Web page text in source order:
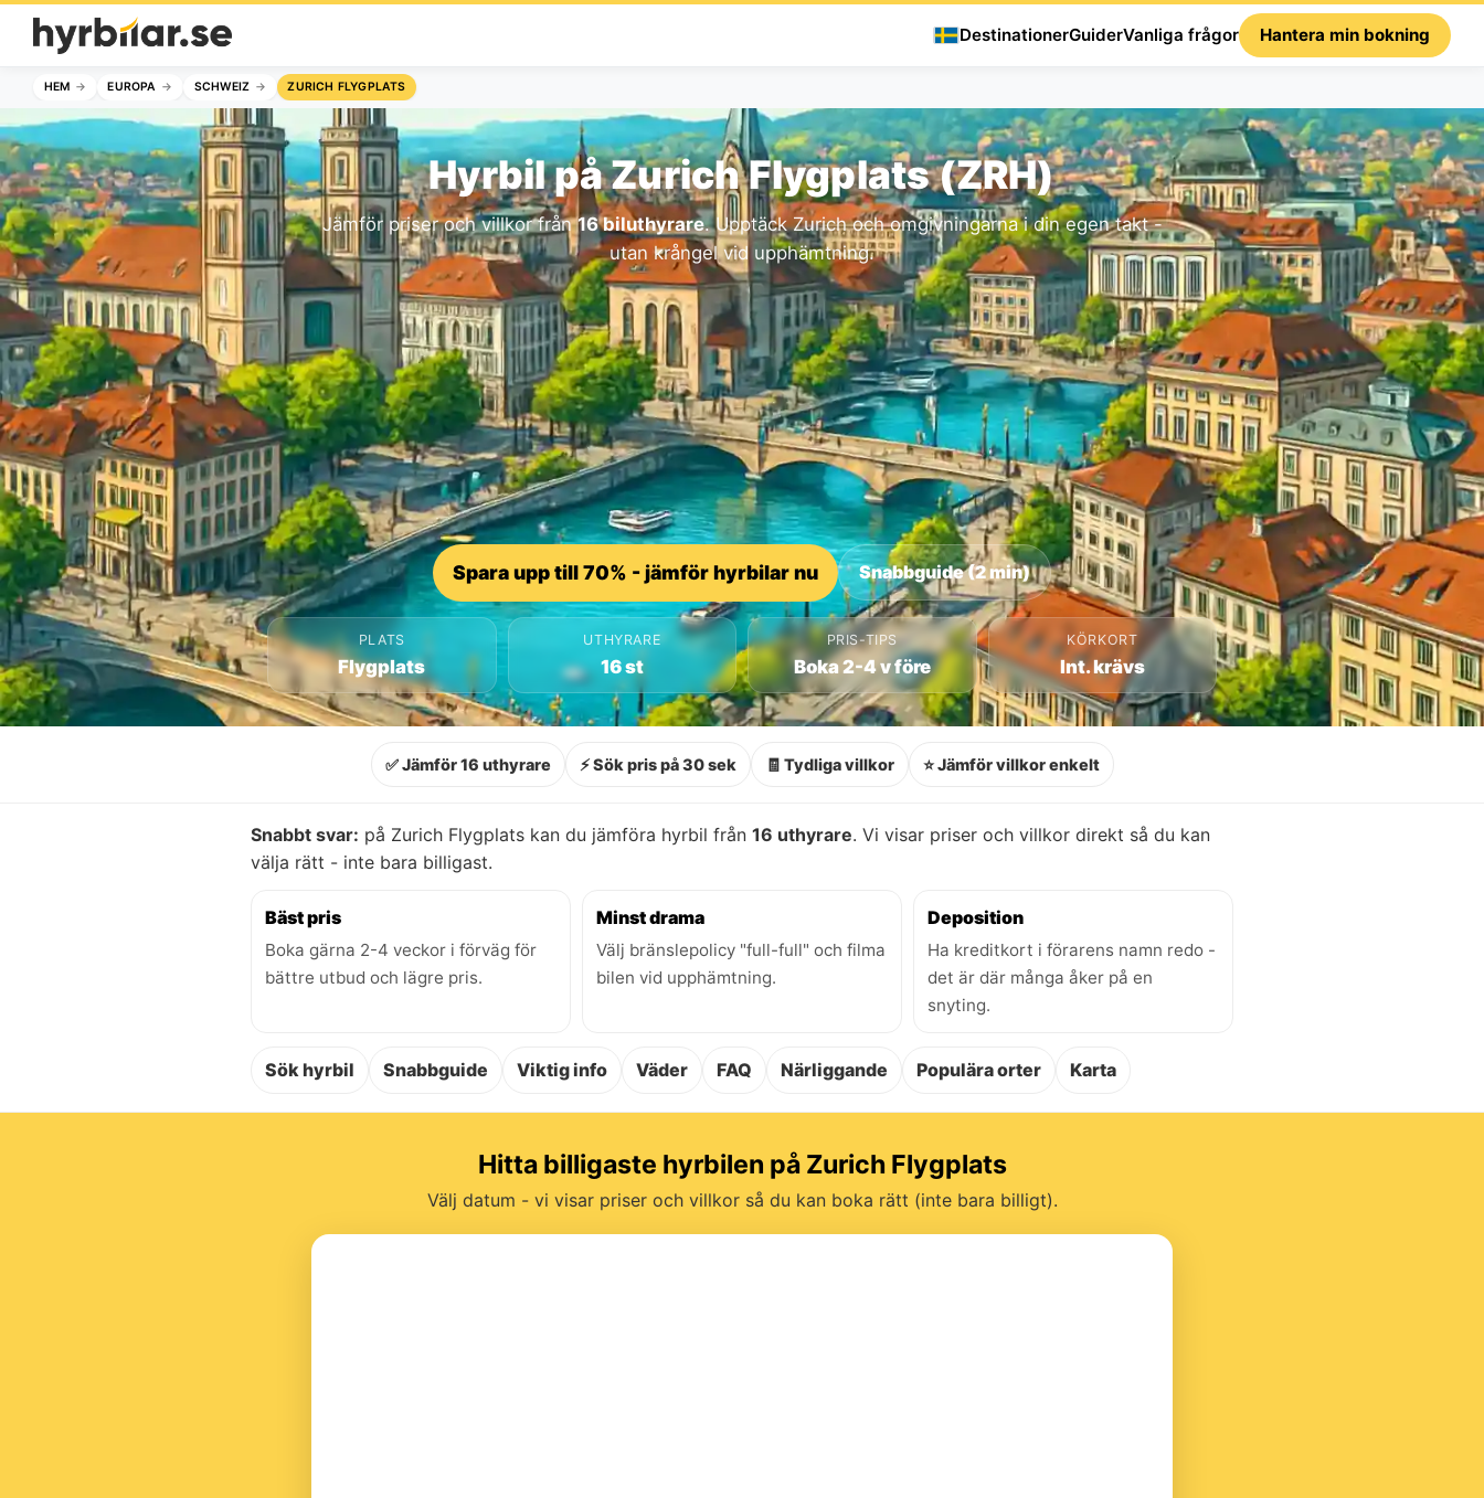
DestinationerGuiderVanliga frågor Hantera min bokning
HEM EUROPA SCHWEIZ ZURICH FLYGPLATS
Hyrbil på Zurich Flygplats (ZRH)
Jämför priser och villkor från16 biluthyrare. Upptäck Zurich och omgivningarna i din egen takt -
utan krångel vid upphämtning.
Spara upp till 70% - jämför hyrbilar nu Snabbguide (2 min)
PLATS
Flygplats
UTHYRARE
16 st
PRIS-TIPS
Boka 2-4 v före
KÖRKORT
Int. krävs
✅ Jämför 16 uthyrare ⚡ Sök pris på 30 sek 🧾 Tydliga villkor ⭐ Jämför villkor enkelt
Snabbt svar: på Zurich Flygplats kan du jämföra hyrbil från 16 uthyrare. Vi visar priser och villkor direkt så du kan
välja rätt - inte bara billigast.
Bäst pris
Boka gärna 2-4 veckor i förväg för
bättre utbud och lägre pris.
Minst drama
Välj bränslepolicy "full-full" och filma
bilen vid upphämtning.
Deposition
Ha kreditkort i förarens namn redo -
det är där många åker på en
snyting.
Sök hyrbil Snabbguide Viktig info Väder FAQ Närliggande Populära orter Karta
Hitta billigaste hyrbilen på Zurich Flygplats
Välj datum - vi visar priser och villkor så du kan boka rätt (inte bara billigt).